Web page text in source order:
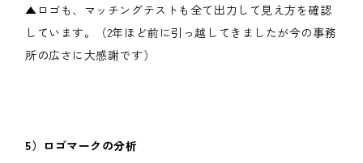
▲ロゴも、マッチングテストも全て出力して見え方を確認
しています。（2年ほど前に引っ越してきましたが今の事務
所の広さに大感謝です）
5）ロゴマークの分析